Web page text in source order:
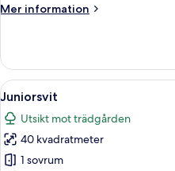
1Mer information
Mer
(with
extra
bed,
2adt+
chd)
Öppna
alla
foton
för
Juniorsvit
6
Juniorsvit
Utsikt mot trädgården
40 kvadratmeter
1 sovrum